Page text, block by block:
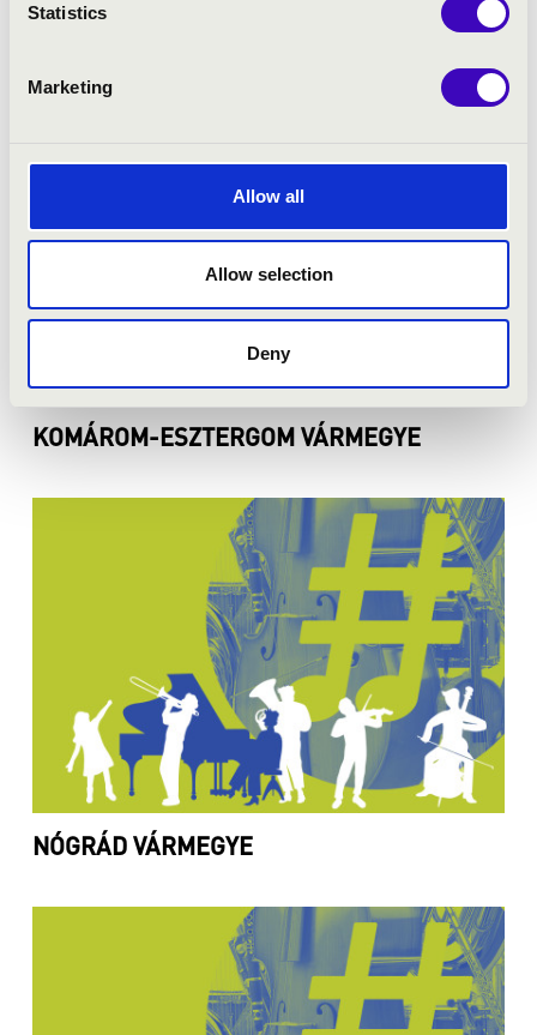
Statistics
Marketing
Allow all
Allow selection
Deny
JÁSZ-NAGYKUN-SZOLNOK VÁRMEGYE
KOMÁROM-ESZTERGOM VÁRMEGYE
NÓGRÁD VÁRMEGYE